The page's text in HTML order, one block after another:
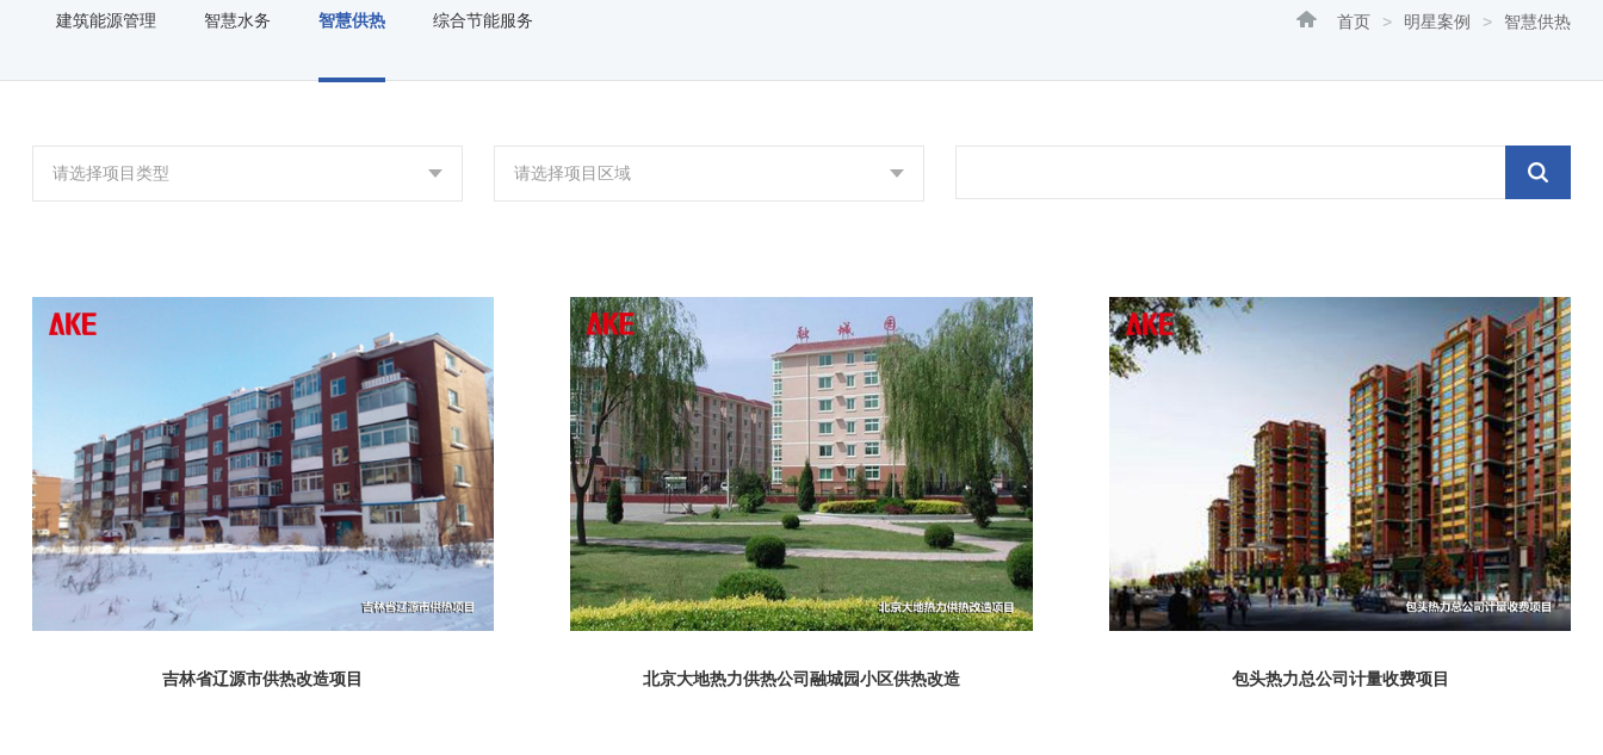
首页 > 明星案例 > 智慧供热
建筑能源管理 智慧水务 智慧供热 综合节能服务
请选择项目类型 请选择项目区域
吉林省辽源市供热改造项目 北京大地热力供热公司融城园小区供热改造 包头热力总公司计量收费项目